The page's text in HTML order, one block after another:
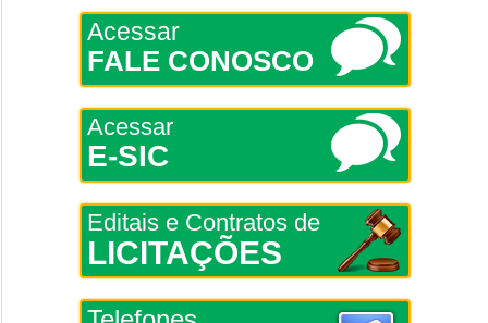
Acessar
FALE CONOSCO
Acessar
E-SIC
Editais e Contratos de
LICITAÇÕES